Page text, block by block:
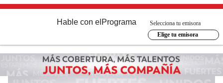
Hable con el Programa
Selecciona tu emisora
Elige tu emisora